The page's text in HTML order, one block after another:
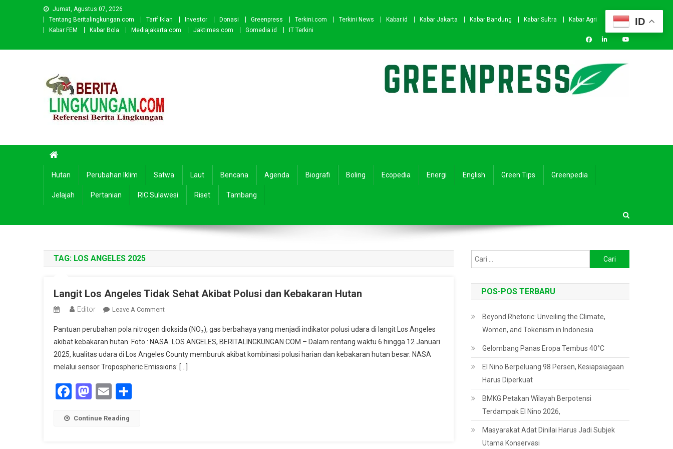
Jumat, Agustus 07, 2026
Tentang Beritalingkungan.com
Tarif Iklan Investor Donasi Greenpress Terkini.com Terkini News Kabar.id Kabar Jakarta Kabar Bandung Kabar Sultra
Kabar Agri
Kabar FEM
Kabar Bola Mediajakarta.com Jaktimes.com Gomedia.id IT Terkini
Hutan Perubahan Iklim Satwa Laut Bencana Agenda Biografi Boling Ecopedia Energi English Green Tips Greenpedia
Jelajah Pertanian RIC Sulawesi Riset Tambang
TAG: LOS ANGELES 2025
Langit Los Angeles Tidak Sehat Akibat Polusi dan Kebakaran Hutan
Editor Leave A CommentOn
Los
Angeles
Tidak
Sehat
Pantuan perubahan pola nitrogen dioksida (NO₂), gas berbahaya yang menjadi indikator polusi udara di langit Los Angeles
akibat kebakaran hutan. Foto : NASA. LOS ANGELES, BERITALINGKUNGAN.COM – Dalam rentang waktu 6 hingga 12 Januari
2025, kualitas udara di Los Angeles County memburuk akibat kombinasi polusi harian dan kebakaran hutan besar. NASA
melalui sensor Tropospheric Emissions: […]
Facebook
Mastodon
Email
Continue Reading
untuk:
POS-POS TERBARU
Beyond Rhetoric: Unveiling the Climate,
Women, and Tokenism in Indonesia
Gelombang Panas Eropa Tembus 40°C
El Nino Berpeluang 98 Persen, Kesiapsiagaan
Harus Diperkuat
BMKG Petakan Wilayah Berpotensi
Terdampak El Nino 2026,
Masyarakat Adat Dinilai Harus Jadi Subjek
Utama Konservasi
ID